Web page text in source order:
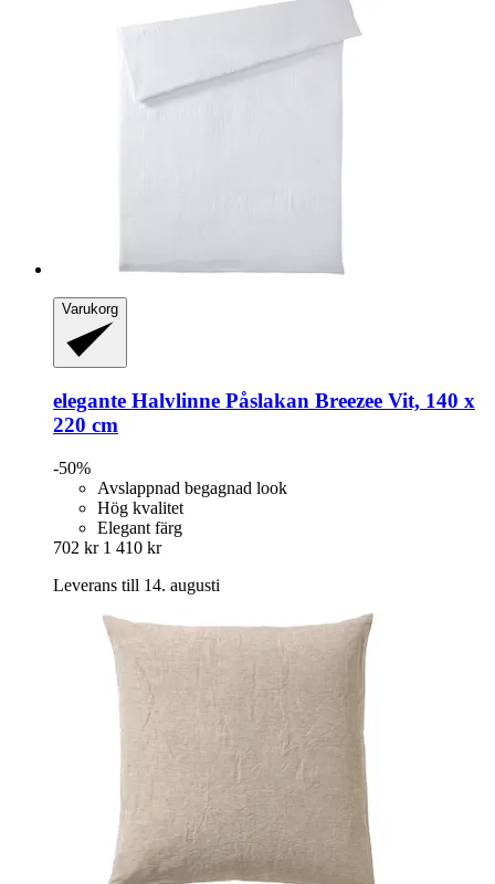
Varukorg
elegante Halvlinne Påslakan Breezee Vit, 140 x
220 cm
-50%
Avslappnad begagnad look
Hög kvalitet
Elegant färg
702 kr 1 410 kr
Leverans till 14. augusti